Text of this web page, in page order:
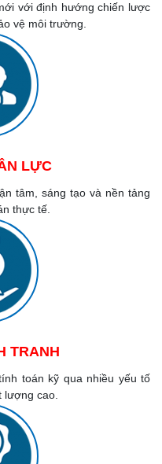
với định hướng chiến lược
vệ môi trường.
LỰC
tâm, sáng tạo và nền tảng
thực tế.
TRANH
toán kỹ qua nhiều yếu tố
lượng cao.